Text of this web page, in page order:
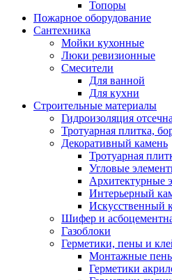
Топоры
Пожарное оборудование
Сантехника
Мойки кухонные
Люки ревизионные
Смесители
Для ванной
Для кухни
Строительные материалы
Гидроизоляция
Тротуарная плитка,
Декоративный камень
Тротуарная
Угловые
Архитектурные
Интерьерный
Искусственный
Шифер и
Газоблоки
Герметики, пены и
Монтажные
Герметики